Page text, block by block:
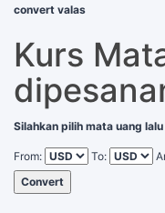
convert valas
Kurs
Silahkan pilih mata uang
From: To:
Convert